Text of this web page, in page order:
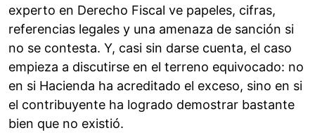
experto en Derecho Fiscal ve papeles, cifras,
referencias legales y una amenaza de sanción si
no se contesta. Y, casi sin darse cuenta, el caso
empieza a discutirse en el terreno equivocado: no
en si Hacienda ha acreditado el exceso, sino en si
el contribuyente ha logrado demostrar bastante
bien que no existió.